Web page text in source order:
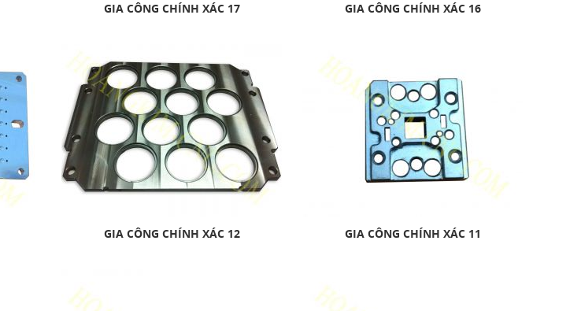
GIA CÔNG CHÍNH XÁC 17 GIA CÔNG CHÍNH XÁC 16
GIA CÔNG CHÍNH XÁC 12 GIA CÔNG CHÍNH XÁC 11